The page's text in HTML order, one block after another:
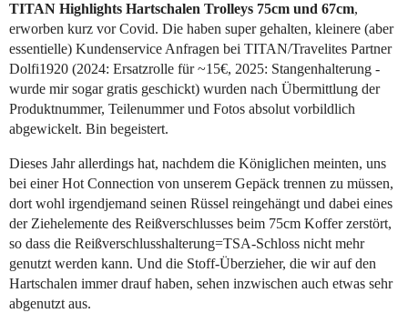
TITAN Highlights Hartschalen Trolleys 75cm und 67cm,
erworben kurz vor Covid. Die haben super gehalten, kleinere (aber
essentielle) Kundenservice Anfragen bei TITAN/Travelites Partner
Dolfi1920 (2024: Ersatzrolle für ~15€, 2025: Stangenhalterung -
wurde mir sogar gratis geschickt) wurden nach Übermittlung der
Produktnummer, Teilenummer und Fotos absolut vorbildlich
abgewickelt. Bin begeistert.
Dieses Jahr allerdings hat, nachdem die Königlichen meinten, uns
bei einer Hot Connection von unserem Gepäck trennen zu müssen,
dort wohl irgendjemand seinen Rüssel reingehängt und dabei eines
der Ziehelemente des Reißverschlusses beim 75cm Koffer zerstört,
so dass die Reißverschlusshalterung=TSA-Schloss nicht mehr
genutzt werden kann. Und die Stoff-Überzieher, die wir auf den
Hartschalen immer drauf haben, sehen inzwischen auch etwas sehr
abgenutzt aus.